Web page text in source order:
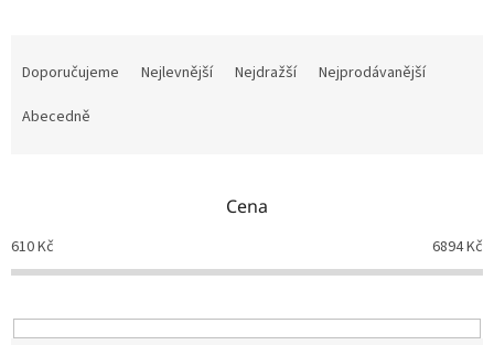
o
d
k
t
Doporučujeme Nejlevnější Nejdražší
Nejprodávanější
Abecedně
Cena
610Kč 6894Kč